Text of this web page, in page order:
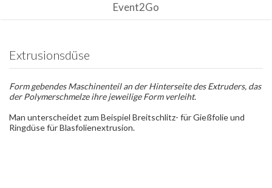
Event2Go
Extrusionsdüse
Form gebendes Maschinenteil an der Hinterseite des Extruders, das
der Polymerschmelze ihre jeweilige Form verleiht.
Man unterscheidet zum Beispiel Breitschlitz- für Gießfolie und
Ringdüse für Blasfolienextrusion.